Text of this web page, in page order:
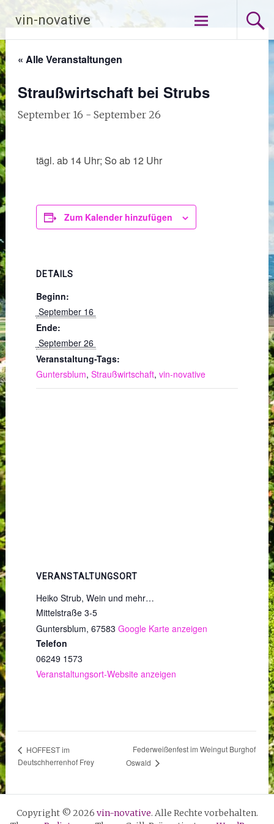
Inhalt
springen
vin-novative
« Alle Veranstaltungen
Straußwirtschaft bei Strubs
September 16 - September 26
tägl. ab 14 Uhr; So ab 12 Uhr
Zum Kalender hinzufügen
DETAILS
Beginn:
September 16
Ende:
September 26
Veranstaltung-Tags:
Guntersblum, Straußwirtschaft, vin-novative
VERANSTALTUNGSORT
Heiko Strub, Wein und mehr…
Mittelstraße 3-5
Guntersblum, 67583 Google Karte anzeigen
Telefon
06249 1573
Veranstaltungsort-Website anzeigen
HOFFEST im
Deutschherrenhof Frey
Federweißenfest im Weingut Burghof
Oswald
Copyright © 2026 vin-novative. Alle Rechte vorbehalten.